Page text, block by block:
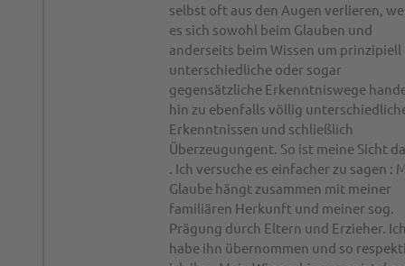
selbst oft aus den Augen verlieren,
es sich sowohl beim Glauben und
anderseits beim Wissen um prinzipiell
unterschiedliche oder sogar
gegensätzliche Erkenntniswege
hin zu ebenfalls völlig
Erkenntnissen und schließlich
Überzeugungent. So ist meine Sicht
. Ich versuche es einfacher zu sagen :
Glaube hängt zusammen mit meiner
familiären Herkunft und meiner sog.
Prägung durch Eltern und Erzieher.
habe ihn übernommen und so